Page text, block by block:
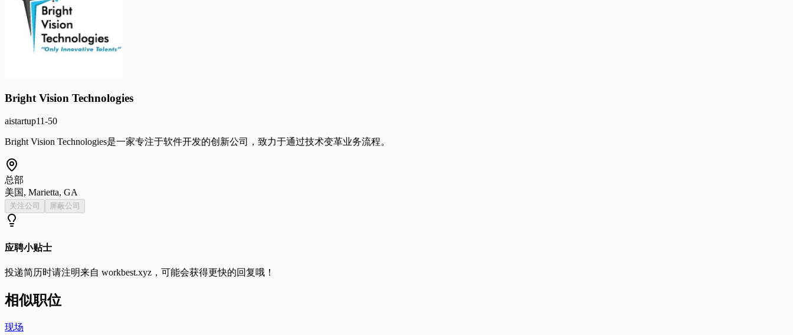
Bright Vision Technologies
aistartup11-50
Bright Vision Technologies是一家专注于软件开发的创新公司，致力于通过技术变革业务流程。
总部
美国, Marietta, GA
关注公司 屏蔽公司
应聘小贴士
投递简历时请注明来自 workbest.xyz ，可能会获得更快的回复哦！
相似职位
现场